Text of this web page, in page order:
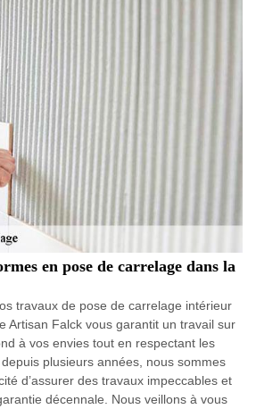
en pose de carrelage dans la
travaux de pose de carrelage intérieur
Artisan Falck vous garantit un travail sur
à vos envies tout en respectant les
plusieurs années, nous sommes
d’assurer des travaux impeccables et
décennale. Nous veillons à vous